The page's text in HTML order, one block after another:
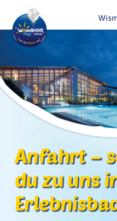
content
Bäderübersicht
WONNEMAR
Spaß- und Sportbad
Saunawelt
SPA
Anfahrt –
du zu uns